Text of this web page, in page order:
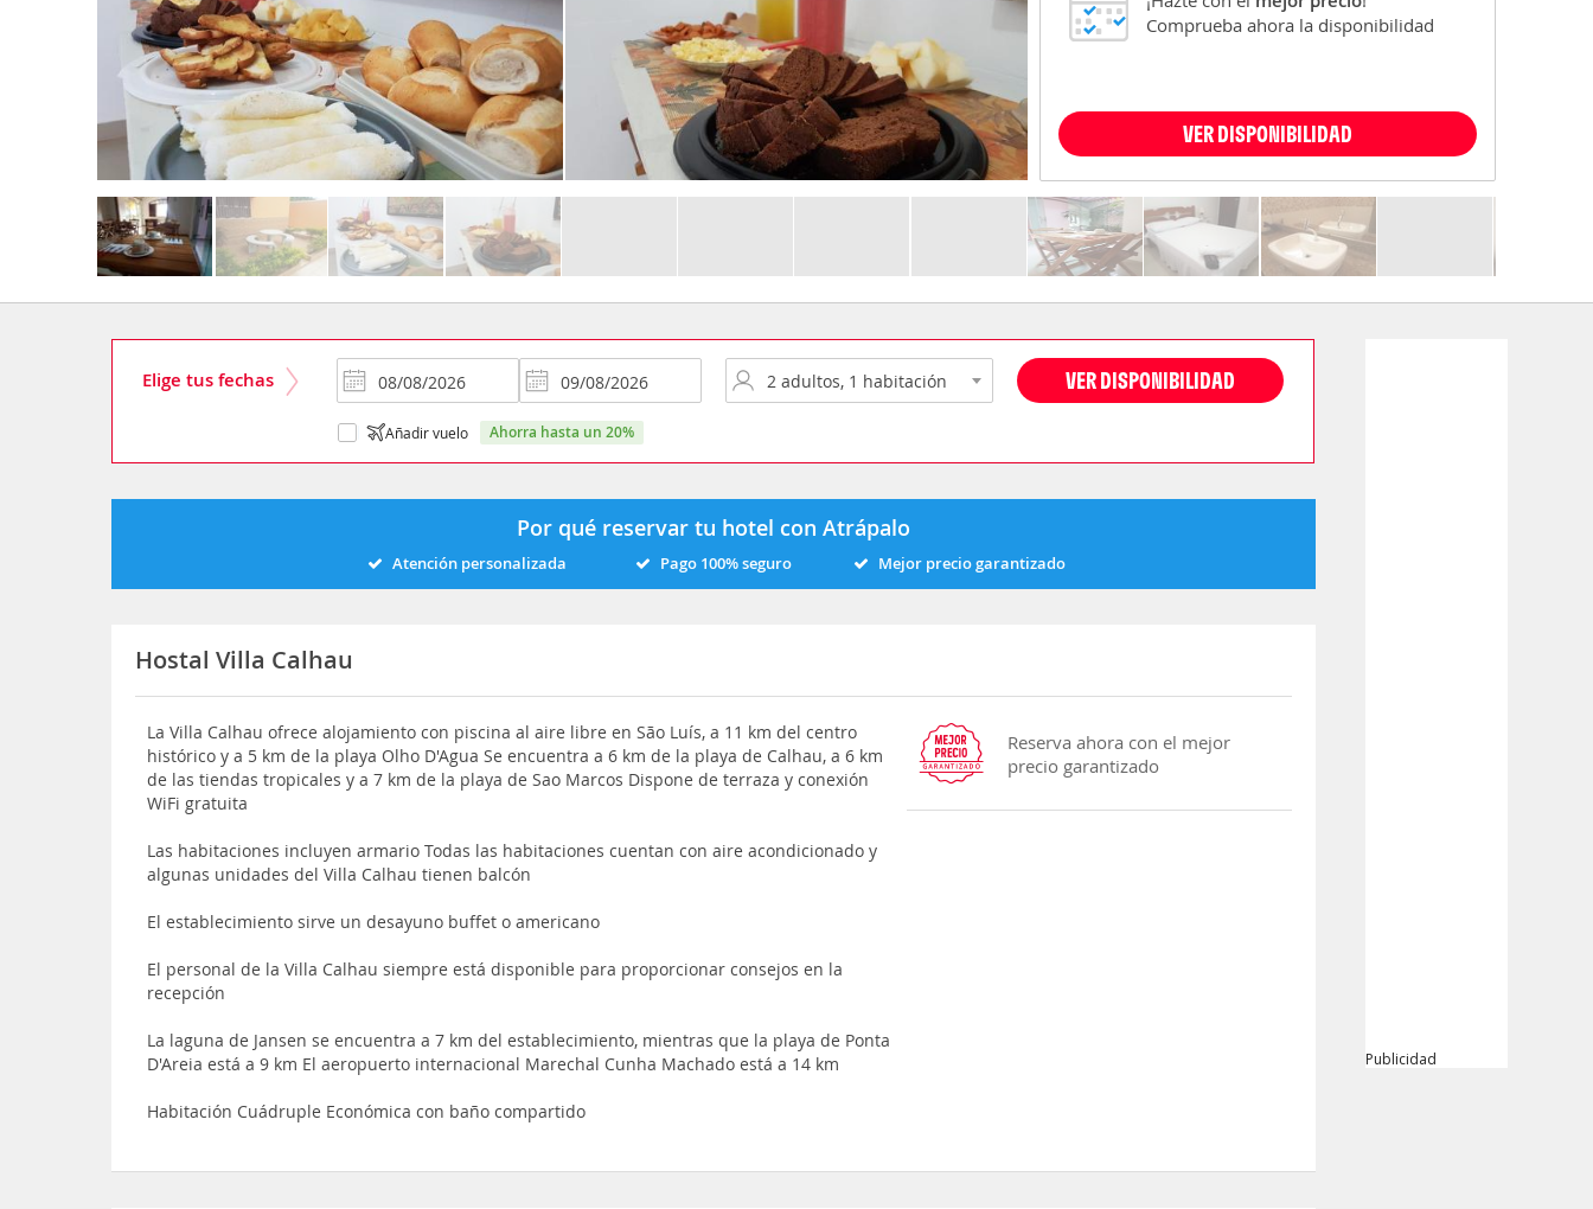
Comprueba ahora la disponibilidad
VER DISPONIBILIDAD
Elige tus fechas VER DISPONIBILIDAD
Añadir vuelo ahorra hasta un 20%
Por qué reservar tu hotel con Atrápalo
Atención personalizada Pago 100% seguro Mejor precio garantizado
Hostal Villa Calhau
La Villa Calhau ofrece alojamiento con piscina al aire libre en São Luís, a 11 km del centro
histórico y a 5 km de la playa Olho D'Agua Se encuentra a 6 km de la playa de Calhau, a 6 km
de las tiendas tropicales y a 7 km de la playa de Sao Marcos Dispone de terraza y conexión
WiFi gratuita
Las habitaciones incluyen armario Todas las habitaciones cuentan con aire acondicionado y
algunas unidades del Villa Calhau tienen balcón
El establecimiento sirve un desayuno buffet o americano
El personal de la Villa Calhau siempre está disponible para proporcionar consejos en la
recepción
La laguna de Jansen se encuentra a 7 km del establecimiento, mientras que la playa de Ponta
D'Areia está a 9 km El aeropuerto internacional Marechal Cunha Machado está a 14 km
Habitación Cuádruple Económica con baño compartido
Reserva ahora con el mejor
precio garantizado
Publicidad